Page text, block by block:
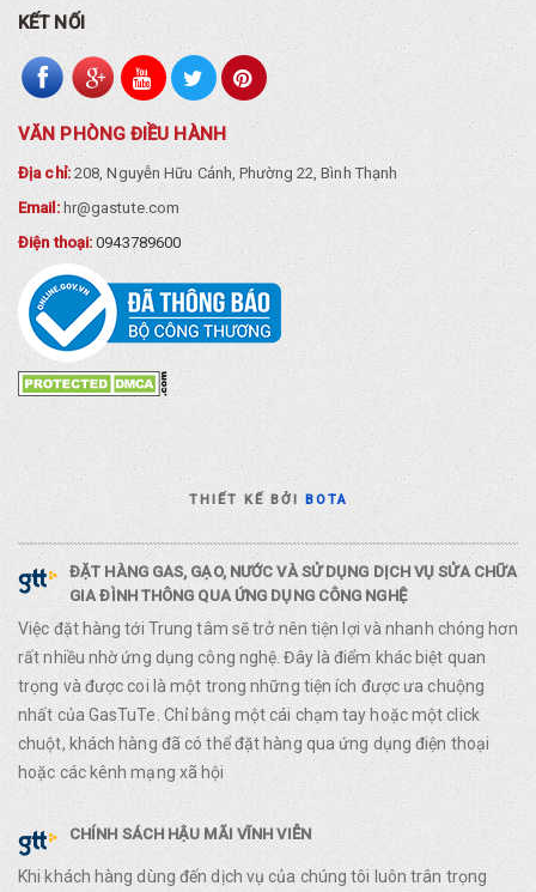
KẾT NỐI
VĂN PHÒNG ĐIỀU HÀNH
Địa chỉ:208, Nguyễn Hữu Cảnh, Phường 22, Bình Thạnh
Email: hr@gastute.com
Điện thoại:0943789600
THIẾT KẾ BỞIBOTA
ĐẶT HÀNG GAS, GẠO, NƯỚC VÀ SỬ DỤNG DỊCH VỤ SỬA CHỮA
GIA ĐÌNH THÔNG QUA ỨNG DỤNG CÔNG NGHỆ
Việc đặt hàng tới Trung tâm sẽ trở nên tiện lợi và nhanh chóng hơn
rất nhiều nhờ ứng dụng công nghệ. Đây là điểm khác biệt quan
trọng và được coi là một trong những tiện ích được ưa chuộng
nhất của GasTuTe. Chỉ bằng một cái chạm tay hoặc một click
chuột, khách hàng đã có thể đặt hàng qua ứng dụng điện thoại
hoặc các kênh mạng xã hội
CHÍNH SÁCH HẬU MÃI VĨNH VIỄN
Khi khách hàng dùng đến dịch vụ của chúng tôi luôn trân trọng